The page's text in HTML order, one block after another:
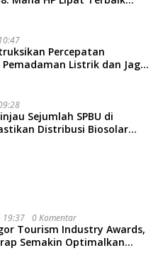
Percepatan
Listrik dan Jaga
Sejumlah SPBU di
Distribusi Biosolar
19:37 0 Komentar
Tourism Industry Awards,
Semakin Optimalkan